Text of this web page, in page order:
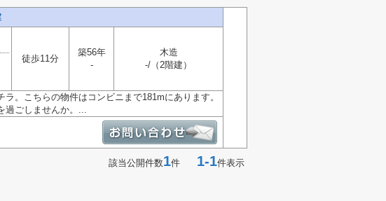
徒歩11分
築56年
-
木造
-/（2階建）
。こちらの物件はコンビニまで181mにあります。
過ごしませんか。...
該当公開件数1件 1-1件表示